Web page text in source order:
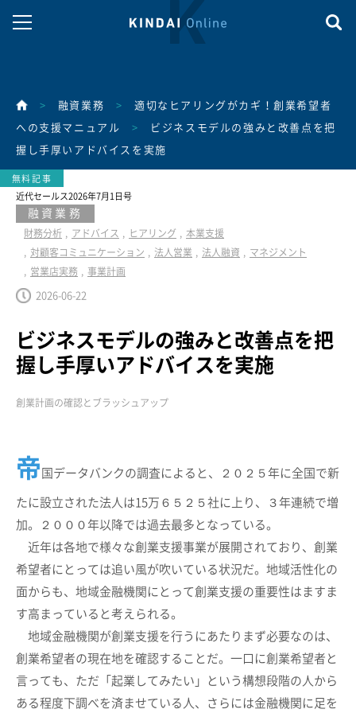
> 融資業務 > 適切なヒアリングがカギ！創業希望者
への支援マニュアル > ビジネスモデルの強みと改善点を把
握し手厚いアドバイスを実施
近代セールス2026年7月1日号
融資業務
財務分析 アドバイス ヒアリング
本業支援
対顧客コミュニケーション
法人営業 法人融資
マネジメント
営業店実務
事業計画
2026-06-22
ビジネスモデルの強みと改善点を把
握し手厚いアドバイスを実施
創業計画の確認とブラッシュアップ
帝 国データバンクの調査によると、２０２５年に全国で新
たに設立された法人は15万６５２５社に上り、３年連続で増
加。２０００年以降では過去最多となっている。
近年は各地で様々な創業支援事業が展開されており、創業
希望者にとっては追い風が吹いている状況だ。地域活性化の
面からも、地域金融機関にとって創業支援の重要性はますま
す高まっていると考えられる。
地域金融機関が創業支援を行うにあたりまず必要なのは、
創業希望者の現在地を確認することだ。一口に創業希望者と
言っても、ただ「起業してみたい」という構想段階の人から
ある程度下調べを済ませている人、さらには金融機関に足を